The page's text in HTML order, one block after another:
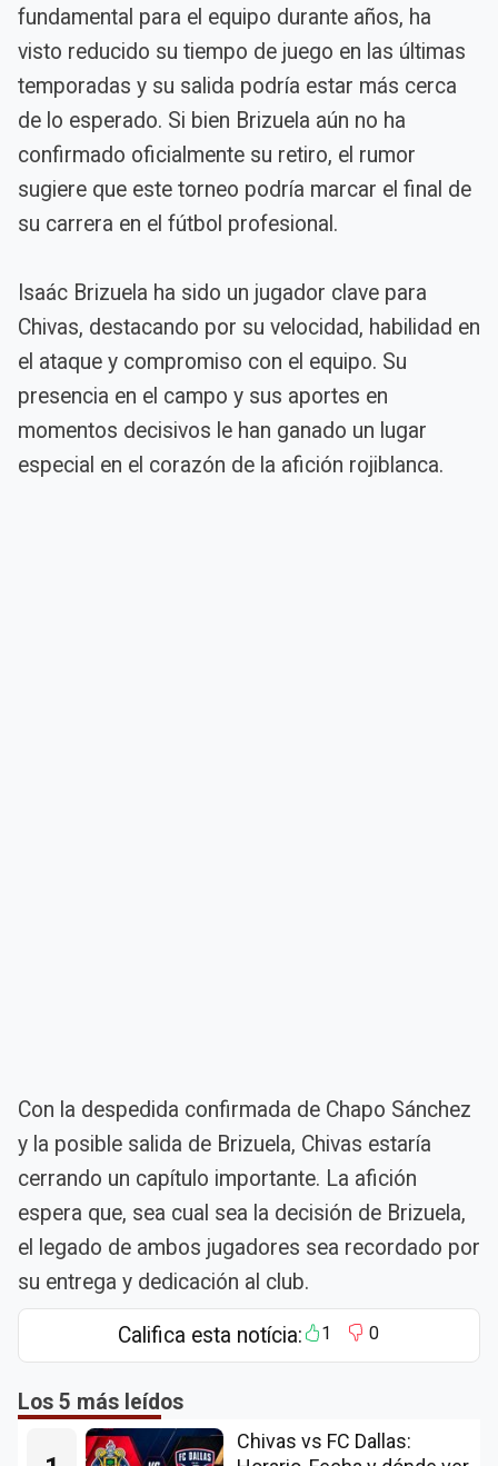
fundamental para el equipo durante años, ha
visto reducido su tiempo de juego en las últimas
temporadas y su salida podría estar más cerca
de lo esperado. Si bien Brizuela aún no ha
confirmado oficialmente su retiro, el rumor
sugiere que este torneo podría marcar el final de
su carrera en el fútbol profesional.
Isaác Brizuela ha sido un jugador clave para
Chivas, destacando por su velocidad, habilidad en
el ataque y compromiso con el equipo. Su
presencia en el campo y sus aportes en
momentos decisivos le han ganado un lugar
especial en el corazón de la afición rojiblanca.
Con la despedida confirmada de Chapo Sánchez
y la posible salida de Brizuela, Chivas estaría
cerrando un capítulo importante. La afición
espera que, sea cual sea la decisión de Brizuela,
el legado de ambos jugadores sea recordado por
su entrega y dedicación al club.
Califica esta notícia: 1 0
Los 5 más leídos
Chivas vs FC Dallas: